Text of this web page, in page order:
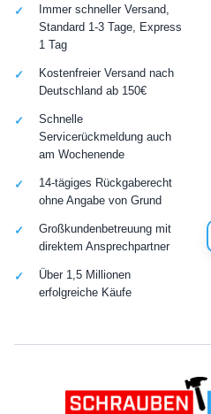
Immer schneller Versand,
Standard 1-3 Tage, Express
1 Tag
Kostenfreier Versand nach
Deutschland ab 150€
Schnelle
Servicerückmeldung auch
am Wochenende
14-tägiges Rückgaberecht
ohne Angabe von Grund
Großkundenbetreuung mit
direktem Ansprechpartner
Über 1,5 Millionen
erfolgreiche Käufe